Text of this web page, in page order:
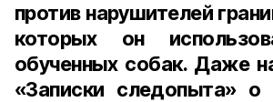
против нарушителей
которых он
обученных собак. Даже
«Записки следопыта» о